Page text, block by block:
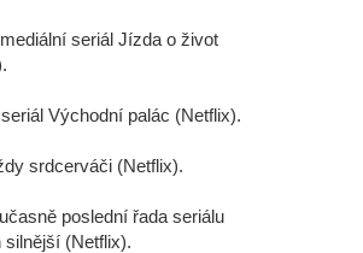
seriál Jízda o život
Východní palác (Netflix).
srdcerváči (Netflix).
poslední řada seriálu
silnější (Netflix).